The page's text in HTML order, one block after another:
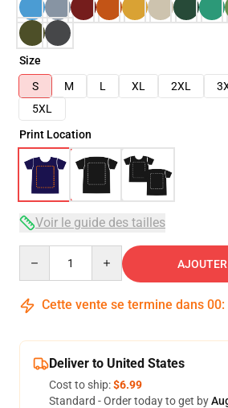
Size
S
M L XL 2XL
5XL
Print Location
Voir le guide des tailles
Cette vente se termine dans 00:
Deliver to United States
Cost to ship:$6.99
Standard - Order today to get by